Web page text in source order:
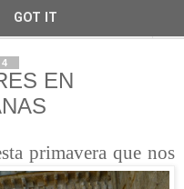
EN
primavera que nos
GOT IT